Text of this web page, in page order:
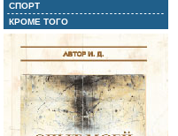
СПОРТ
КРОМЕ ТОГО